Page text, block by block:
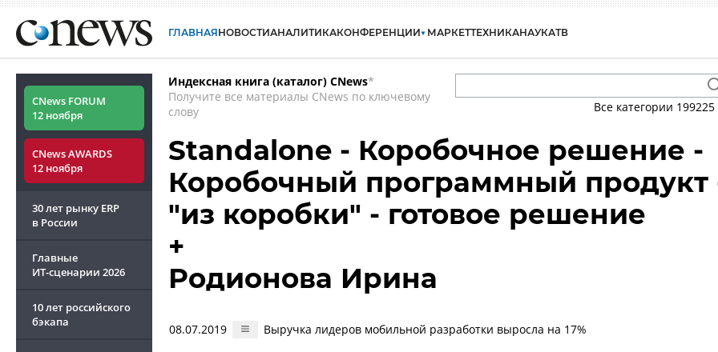
ГЛАВНАЯНОВОСТИАНАЛИТИКАКОНФЕРЕНЦИИ МАРКЕТТЕХНИКАНАУКАТВ
CNews FORUM
12 ноября
CNews AWARDS
12 ноября
30 лет рынку ERP
в России
Главные
ИТ-сценарии 2026
10 лет российского
бэкапа
Индексная книга (каталог) CNews*
Получите все материалы CNews по ключевому
слову
Все категории 199225
Standalone - Коробочное решение -
Коробочный программный продукт
"из коробки" - готовое решение
+
Родионова Ирина
08.07.2019 Выручка лидеров мобильной разработки выросла на 17%